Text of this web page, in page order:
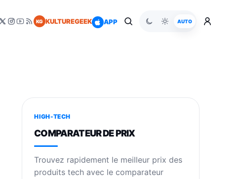
KG KULTUREGEEK APP AUTO
HIGH-TECH
COMPARATEUR DE PRIX
Trouvez rapidement le meilleur prix des
produits tech avec le comparateur